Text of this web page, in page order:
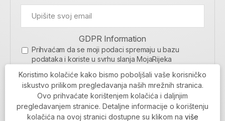
GDPR Information
Prihvaćam da se moji podaci spremaju u bazu
podataka i koriste u svrhu slanja MojaRijeka
MOJARIJEKA NEWSLETTER
PRIJAVI SE
Koristimo kolačiće kako bismo poboljšali vaše korisničko
iskustvo prilikom pregledavanja naših mrežnih stranica.
Ovo prihvaćate korištenjem kolačića i daljnjim
pregledavanjem stranice. Detaljne informacije o korištenju
kolačića na ovoj stranici dostupne su klikom na više